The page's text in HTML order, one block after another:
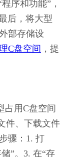
序和功能”，
后，将大型
部存储设
C盘空间 ，提
占用C盘空间
件、下载文件
骤：1. 打
”。3. 在“存